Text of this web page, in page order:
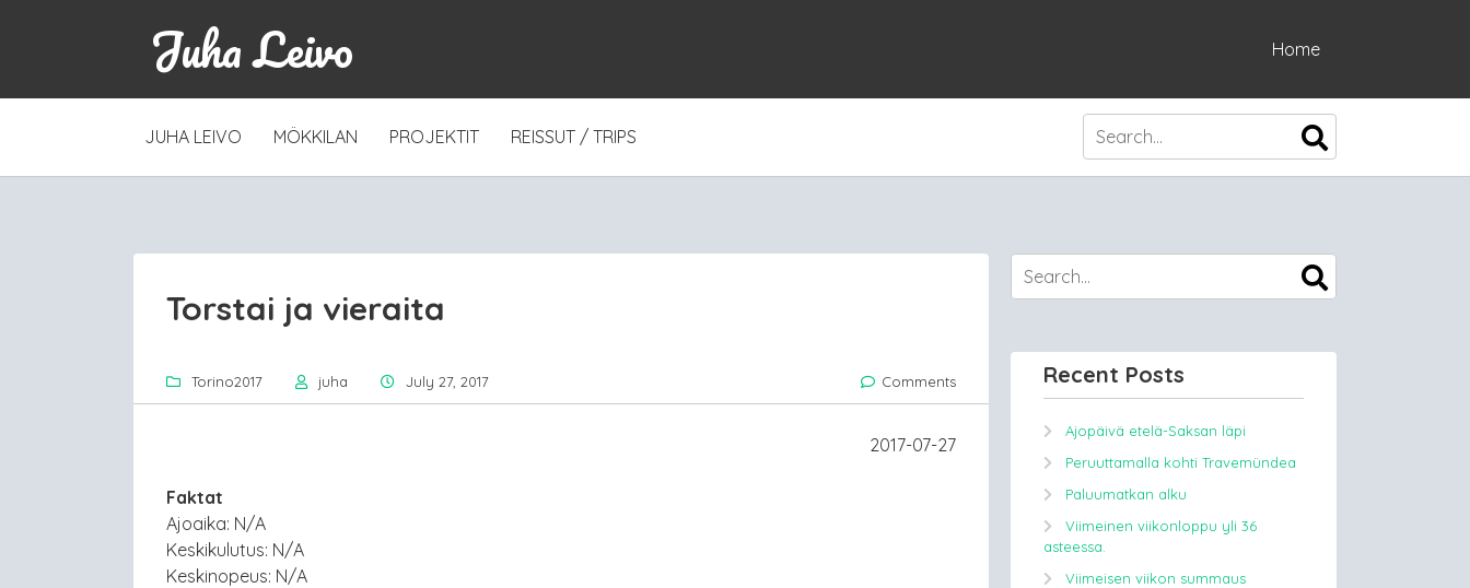
Juha Leivo Home
SKIP
JUHA LEIVO MÖKKILAN PROJEKTIT REISSUT / TRIPS
Torstai ja vieraita
Torino2017 juha July 27, 2017 Comments
2017-07-27
Faktat
Ajoaika: N/A
Keskikulutus: N/A
Keskinopeus: N/A
Recent Posts
Ajopäivä etelä-Saksan läpi
Peruuttamalla kohti Travemündea
Paluumatkan alku
Viimeinen viikonloppu yli 36
asteessa.
Viimeisen viikon summaus